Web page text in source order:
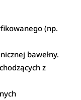
(np.
bawełny.
z